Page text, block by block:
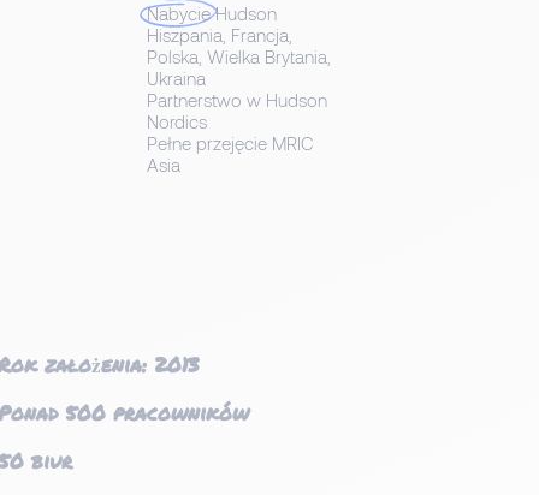
NabycieHudson
Hiszpania, Francja,
Polska, Wielka Brytania,
Ukraina
Partnerstwo w Hudson
Nordics
Pełne przejęcie MRIC
Asia
założenia: 2013
500 pracowników
biur